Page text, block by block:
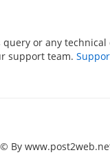
query or any technical
support team.
By